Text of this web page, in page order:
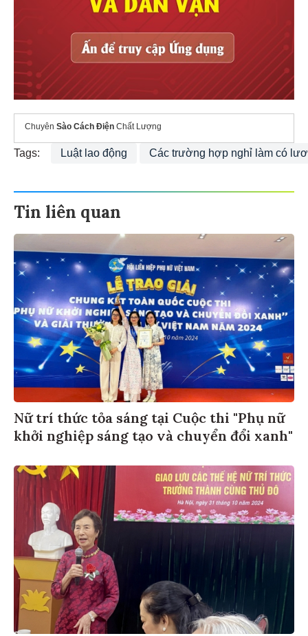
Chuyên Sào Cách Điện Chất Lượng
Tags: Luật lao động Các trường hợp nghỉ làm có
Tin liên quan
Nữ trí thức tỏa sáng tại Cuộc thi "Phụ nữ
khởi nghiệp sáng tạo và chuyển đổi xanh"